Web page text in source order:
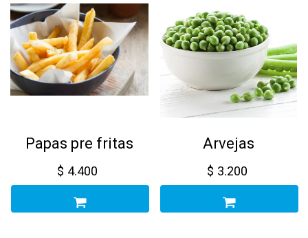
Papas pre fritas
$ 4.400
Arvejas
$ 3.200